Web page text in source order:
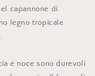
capannone di
legno tropicale
e noce sono durevoli